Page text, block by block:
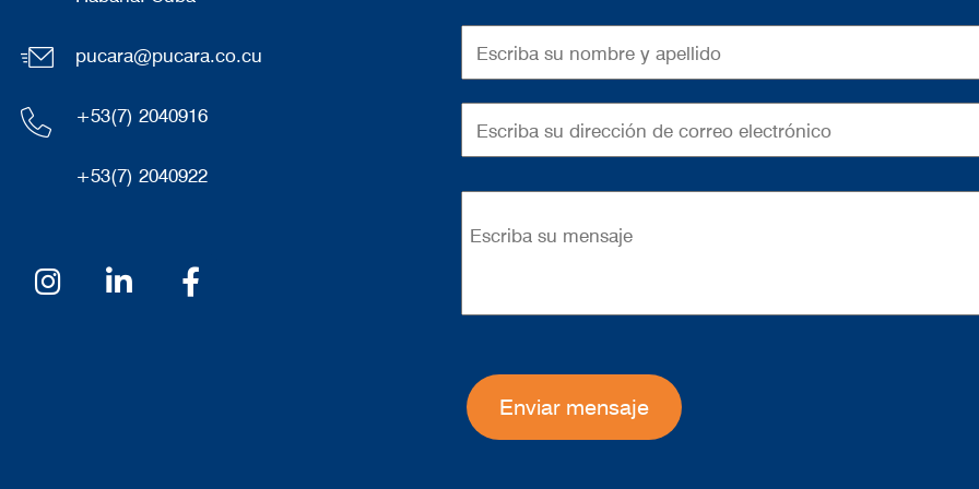
pucara@pucara.co.cu
+53(7) 2040916
+53(7) 2040922